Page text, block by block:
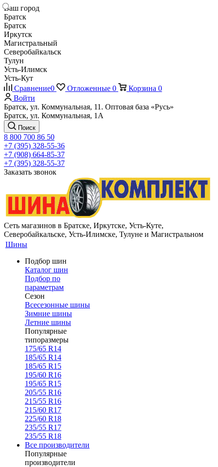
Ваш город
Братск
Братск
Иркутск
Магистральный
Северобайкальск
Тулун
Усть-Илимск
Усть-Кут
Сравнение0 Отложенные 0 Корзина 0
Войти
Братск, ул. Коммунальная, 11. Оптовая база «Русь»
Братск, ул. Коммунальная, 1А
Поиск
8 800 700 86 50
+7 (395) 328-55-36
+7 (908) 664-85-37
+7 (395) 328-55-37
Заказать звонок
Сеть магазинов в Братске, Иркутске, Усть-Куте,
Северобайкальске, Усть-Илимске, Тулуне и Магистральном
Шины
Подбор шин
Каталог шин
Подбор по
параметрам
Сезон
Всесезонные шины
Зимние шины
Летние шины
Популярные
типоразмеры
175/65 R14
185/65 R14
185/65 R15
195/60 R16
195/65 R15
205/55 R16
215/55 R16
215/60 R17
225/60 R18
235/55 R17
235/55 R18
Все производители
Популярные
производители